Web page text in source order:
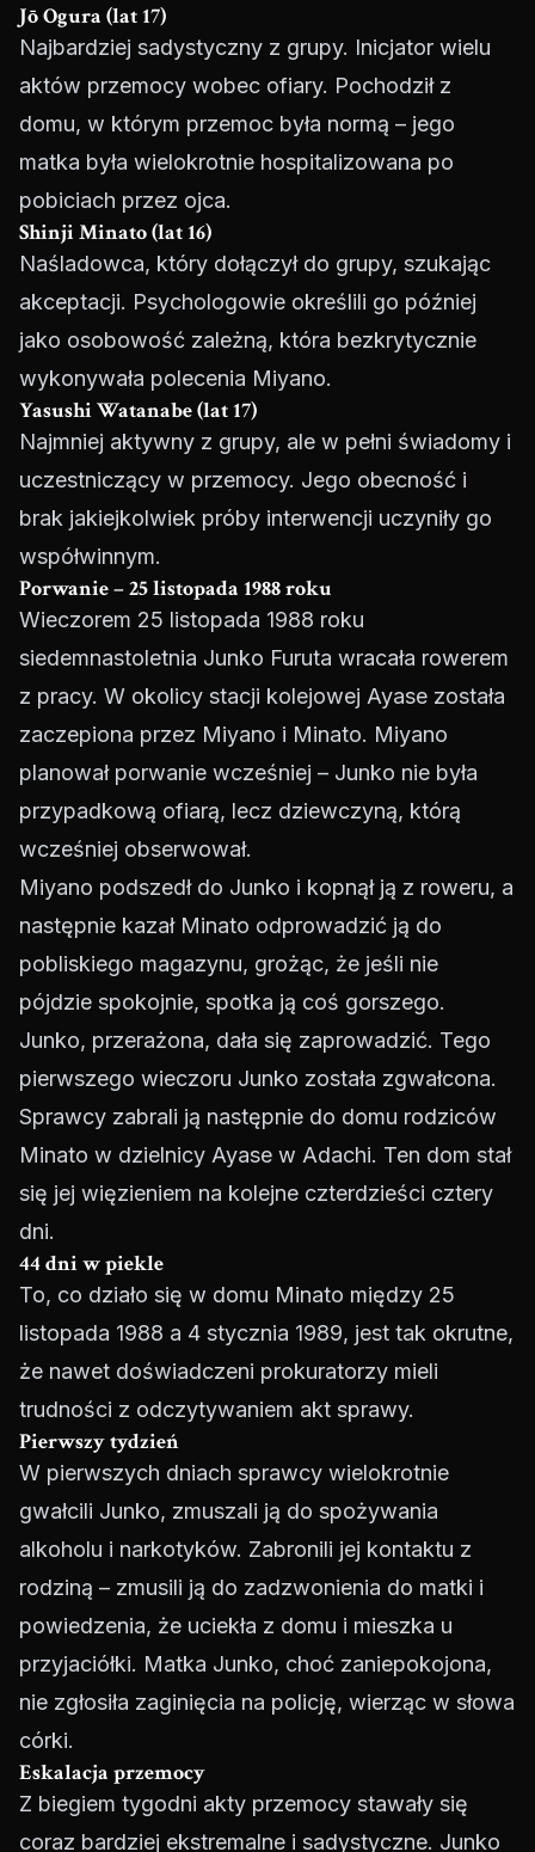
Jō Ogura (lat 17)
Najbardziej sadystyczny z grupy. Inicjator wielu
aktów przemocy wobec ofiary. Pochodził z
domu, w którym przemoc była normą – jego
matka była wielokrotnie hospitalizowana po
pobiciach przez ojca.
Shinji Minato (lat 16)
Naśladowca, który dołączył do grupy, szukając
akceptacji. Psychologowie określili go później
jako osobowość zależną, która bezkrytycznie
wykonywała polecenia Miyano.
Yasushi Watanabe (lat 17)
Najmniej aktywny z grupy, ale w pełni świadomy i
uczestniczący w przemocy. Jego obecność i
brak jakiejkolwiek próby interwencji uczyniły go
współwinnym.
Porwanie – 25 listopada 1988 roku
Wieczorem 25 listopada 1988 roku
siedemnastoletnia Junko Furuta wracała rowerem
z pracy. W okolicy stacji kolejowej Ayase została
zaczepiona przez Miyano i Minato. Miyano
planował porwanie wcześniej – Junko nie była
przypadkową ofiarą, lecz dziewczyną, którą
wcześniej obserwował.
Miyano podszedł do Junko i kopnął ją z roweru, a
następnie kazał Minato odprowadzić ją do
pobliskiego magazynu, grożąc, że jeśli nie
pójdzie spokojnie, spotka ją coś gorszego.
Junko, przerażona, dała się zaprowadzić. Tego
pierwszego wieczoru Junko została zgwałcona.
Sprawcy zabrali ją następnie do domu rodziców
Minato w dzielnicy Ayase w Adachi. Ten dom stał
się jej więzieniem na kolejne czterdzieści cztery
dni.
44 dni w piekle
To, co działo się w domu Minato między 25
listopada 1988 a 4 stycznia 1989, jest tak okrutne,
że nawet doświadczeni prokuratorzy mieli
trudności z odczytywaniem akt sprawy.
Pierwszy tydzień
W pierwszych dniach sprawcy wielokrotnie
gwałcili Junko, zmuszali ją do spożywania
alkoholu i narkotyków. Zabronili jej kontaktu z
rodziną – zmusili ją do zadzwonienia do matki i
powiedzenia, że uciekła z domu i mieszka u
przyjaciółki. Matka Junko, choć zaniepokojona,
nie zgłosiła zaginięcia na policję, wierząc w słowa
córki.
Eskalacja przemocy
Z biegiem tygodni akty przemocy stawały się
coraz bardziej ekstremalne i sadystyczne. Junko